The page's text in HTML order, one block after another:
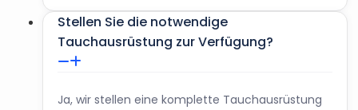
Stellen Sie die notwendige
Tauchausrüstung zur Verfügung?
Ja, wir stellen eine komplette Tauchausrüstung